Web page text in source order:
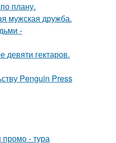
плану.
мужская дружба.
-
гектаров.
Penguin Press
- тура